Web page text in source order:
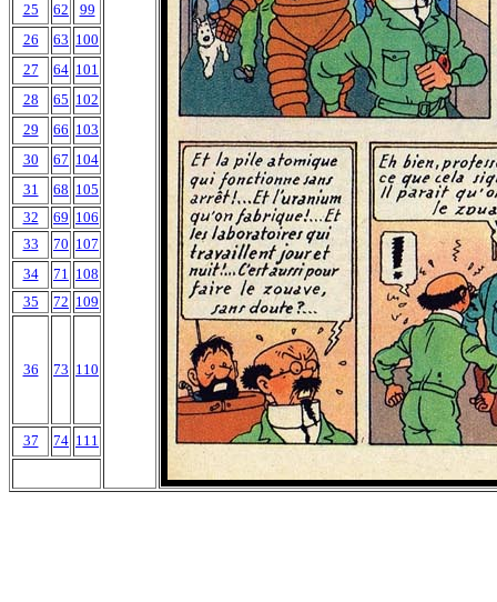
25
62
99
26
63 100
27
64 101
28
65 102
29
66 103
30
67 104
31
68 105
32
69 106
33
70 107
34
71 108
35
72 109
36 73 110
37 74 111